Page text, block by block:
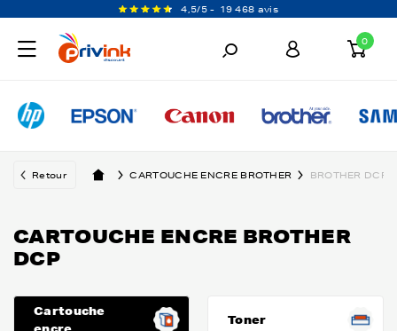
4,5/5 - 19 468 avis
0
Retour CARTOUCHE ENCRE BROTHER BROTHER DCP
CARTOUCHE ENCRE BROTHER
DCP
Cartouche
Toner